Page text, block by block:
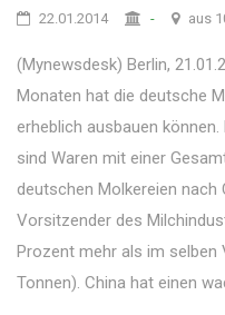
22.01.2014 - aus
(Mynewsdesk) Berlin,
Monaten hat die deutsche
erheblich ausbauen
sind Waren mit einer
deutschen Molkereien nach
Vorsitzender des
Prozent mehr als im selben
Tonnen). China hat einen